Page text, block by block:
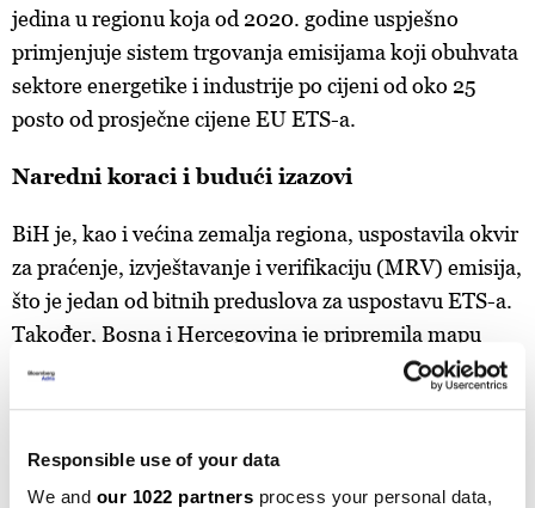
Responsible use of your data
We and our 1022 partners process your personal data,
jedina u regionu koja od 2020. godine uspješno
primjenjuje sistem trgovanja emisijama koji obuhvata
sektore energetike i industrije po cijeni od oko 25
posto od prosječne cijene EU ETS-a.
Naredni koraci i budući izazovi
BiH je, kao i većina zemalja regiona, uspostavila okvir
za praćenje, izvještavanje i verifikaciju (MRV) emisija,
što je jedan od bitnih preduslova za uspostavu ETS-a.
Također, Bosna i Hercegovina je pripremila mapu
puta za trgovanje emisijama i počela razmatrati opcije
pravovremenog određivanja cijena i opsega obuhvata
ovog poreza.